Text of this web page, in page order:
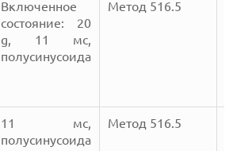
Включенное
состояние: 20
g, 11 мс,
полусинусоида
Метод 516.5
11 мс,
полусинусоида
Метод 516.5